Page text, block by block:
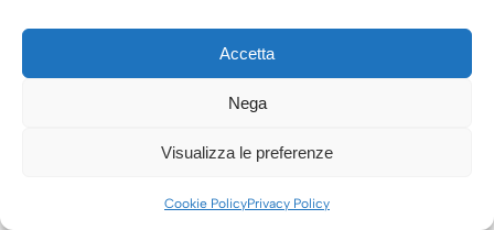
Accetta
Nega
Visualizza le preferenze
Cookie PolicyPrivacy Policy
Locale commerciale Negozio a
Porta del Parco UNESCO — Immobile
indipendenti All'ingresso ...